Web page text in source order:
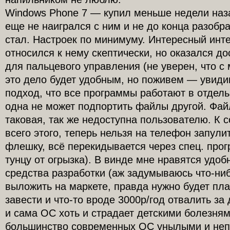
Windows Phone 7 — купил меньше недели
еще не наигрался с ним и не до конца
стал. Настроек по минимуму. Интересный
относился к нему скептически, но оказался
для пальцевого управления (не уверен, что
это дело будет удобным, но поживем —
подход, что все программы работают в
одна не может подпортить файлы другой.
таковая, так же недоступна пользователю. К
всего этого, теперь нельзя на телефон
флешку, всё перекидывается через спец.
тунцу от огрызка). В винде мне нравятся
средства разработки (аж задумываюсь что-
выложить на маркете, правда нужно будет
завести и что-то вроде 3000р/год отвалить за
и сама ОС хоть и страдает детскими
большинство современных ОС унылыми и